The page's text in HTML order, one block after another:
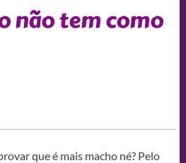
não tem como
que é mais macho né? Pelo